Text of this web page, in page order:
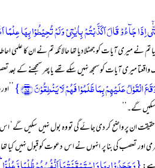
جَآءُوۡ قَالَ اَکَذَّبۡتُمۡ بِاٰیٰتِیۡ وَ لَمۡ تُحِیۡطُوۡا بِہَا عِلۡمًا
تم نے میری آیات کو جھٹلادیا تھا حالانکہ تم نے ان کا علمی
واقعتا میری آیات کو سمجھ نہیں سکے تھے یا پھر سمجھنے
الۡقَوۡلُ عَلَیۡہِمۡ بِمَا ظَلَمُوۡا فَہُمۡ لَا یَنۡطِقُوۡنَ ﴿۸۵﴾}
گے۔‘‘
ان پر واضح کر دی جائے گی تو وہ بول نہیں سکیں گے‘